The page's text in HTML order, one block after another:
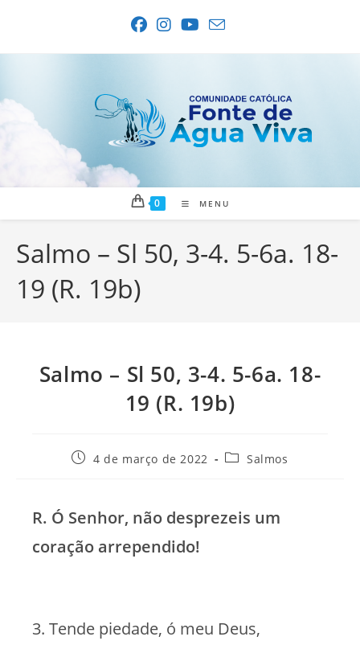
0 MENU
Salmo – Sl 50, 3-4. 5-6a. 18-
19 (R. 19b)
Salmo – Sl 50, 3-4. 5-6a. 18-
19 (R. 19b)
Post4 de março de 2022
Categoria
Salmos
R. Ó Senhor, não desprezeis um
coração arrependido!
3. Tende piedade, ó meu Deus,